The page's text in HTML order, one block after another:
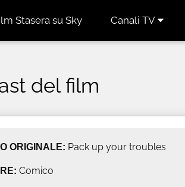
Stasera su Sky Canali TV
del film
ORIGINALE: Pack up your troubles
Comico